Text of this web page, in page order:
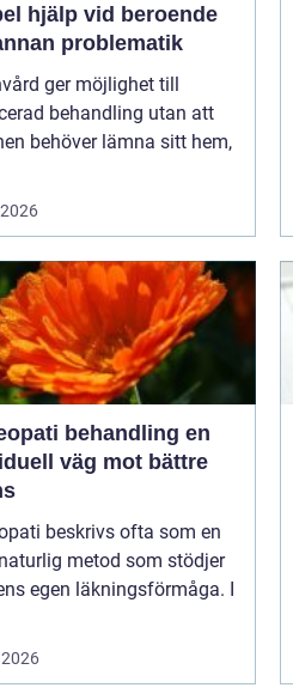
hjälp vid beroende
problematik
ger möjlighet till
behandling utan att
behöver lämna sitt hem,
behandling en
väg mot bättre
beskrivs ofta som en
metod som stödjer
egen läkningsförmåga. I